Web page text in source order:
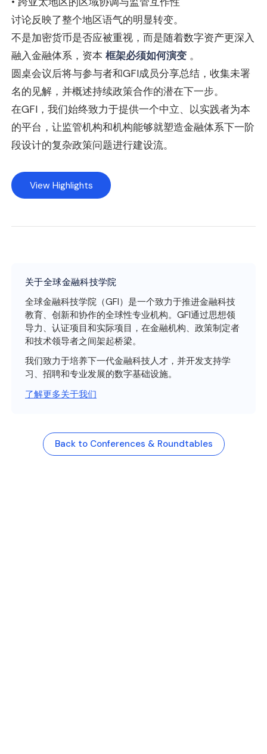
讨论反映了整个地区语气的明显转变。
不是加密货币是否应被重视，而是随着数字资产更深入
融入金融体系，资本框架必须如何演变 。
圆桌会议后将与参与者和GFI成员分享总结，收集未署
名的见解，并概述持续政策合作的潜在下一步。
在GFI，我们始终致力于提供一个中立、以实践者为本
的平台，让监管机构和机构能够就塑造金融体系下一阶
段设计的复杂政策问题进行建设流。
View Highlights
关于全球金融科技学院
全球金融科技学院（GFI）是一个致力于推进金融科技
教育、创新和协作的全球性专业机构。GFI通过思想领
导力、认证项目和实际项目，在金融机构、政策制定者
和技术领导者之间架起桥梁。
我们致力于培养下一代金融科技人才，并开发支持学
习、招聘和专业发展的数字基础设施。
了解更多关于我们
Back to Conferences & Roundtables